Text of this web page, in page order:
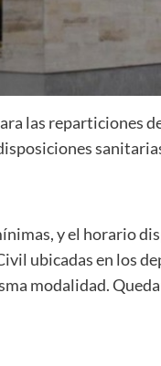
las reparticiones
y el horario
ubicadas en los
modalidad.